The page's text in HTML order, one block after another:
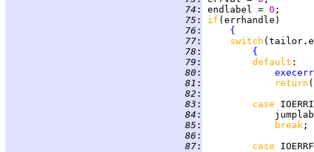
  74
: endlabel = 0
  75
: if
  76
:
{
  77
:
switch
  78
:
{
  79
: default
  80
:
execerr
  81
: return
  82
:
  83
: case
  84
:
  85
: break
  86
:
  87
: case